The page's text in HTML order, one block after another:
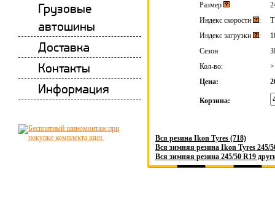
Грузовые
автошины
Доставка
Контакты
Информация
Размер
Индекс скорости
:
T
Индекс загрузки
:
Сезон
Кол-во:
Цена:
Корзина:
Вся резина Ikon Tyres (718)
Вся зимняя резина Ikon Tyres 245/
Вся зимняя резина 245/50 R19